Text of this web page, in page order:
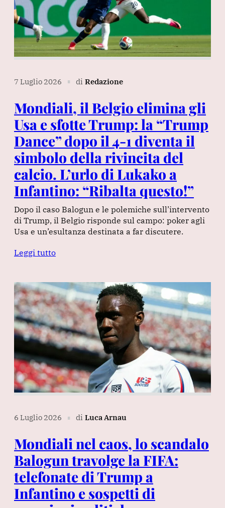
7 Luglio 2026 ∎ di Redazione
Mondiali, il Belgio elimina gli
Usa e sfotte Trump: la “Trump
Dance” dopo il 4-1 diventa il
simbolo della rivincita del
calcio. L’urlo di Lukako a
Infantino: “Ribalta questo!”
Dopo il caso Balogun e le polemiche sull’intervento
di Trump, il Belgio risponde sul campo: poker agli
Usa e un’esultanza destinata a far discutere.
Leggi tutto
6 Luglio 2026 ∎ di Luca Arnau
Mondiali nel caos, lo scandalo
Balogun travolge la FIFA:
telefonate di Trump a
Infantino e sospetti di